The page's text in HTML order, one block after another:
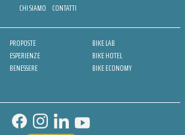
CHI SIAMO CONTATTI
PROPOSTE
ESPERIENZE
BENESSERE
BIKE LAB
BIKE HOTEL
BIKE ECONOMY